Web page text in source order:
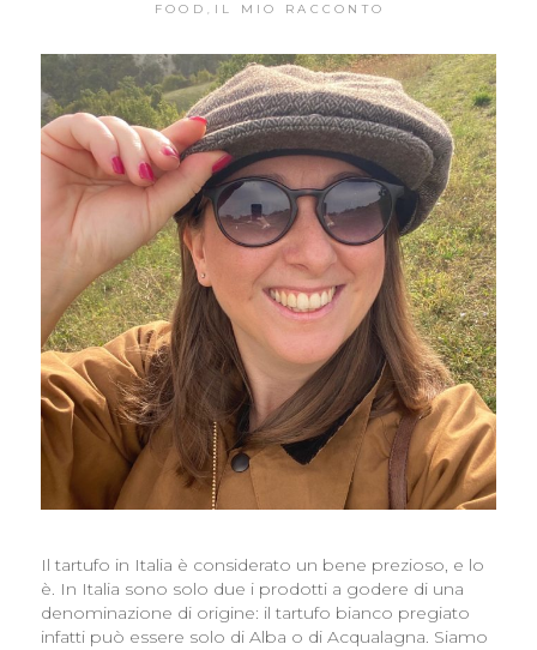
FOOD , IL MIO RACCONTO
Il tartufo in Italia è considerato un bene prezioso, e lo
è. In Italia sono solo due i prodotti a godere di una
denominazione di origine: il tartufo bianco pregiato
infatti può essere solo di Alba o di Acqualagna. Siamo